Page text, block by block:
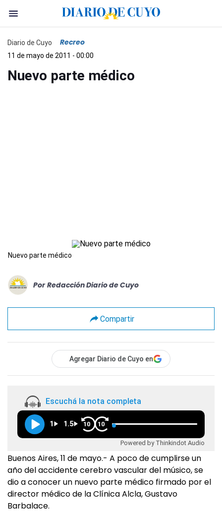
Diario de Cuyo Recreo
11 de mayo de 2011 - 00:00
Nuevo parte médico
Nuevo parte médico
Por Redacción Diario de Cuyo
Compartir
Agregar Diario de Cuyo en
Escuchá la nota completa
1 1.5 10 10
Powered by Thinkindot Audio
Buenos Aires, 11 de mayo.- A poco de cumplirse un
año del accidente cerebro vascular del músico, se
dio a conocer un nuevo parte médico firmado por el
director médico de la Clínica Alcla, Gustavo
Barbalace.